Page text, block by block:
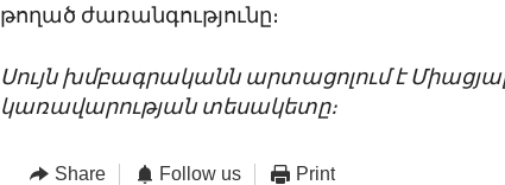
թողած ժառանգությունը։
Սույն խմբագրականն արտացոլում է
կառավարության տեսակետը։
Share Follow us Print